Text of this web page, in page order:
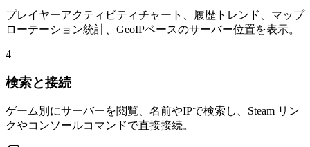
プレイヤーアクティビティチャート、履歴トレンド、マップ
ローテーション統計、GeoIPベースのサーバー位置を表示。
4
検索と接続
ゲーム別にサーバーを閲覧、名前やIPで検索し、Steam リン
クやコンソールコマンドで直接接続。